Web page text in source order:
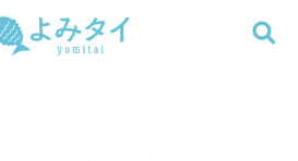
メニューを閉じる